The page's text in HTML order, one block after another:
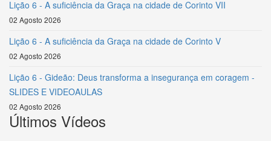
Lição 6 - A suficiência da Graça na cidade de Corinto VII
02 Agosto 2026
Lição 6 - A suficiência da Graça na cidade de Corinto V
02 Agosto 2026
Lição 6 - Gideão: Deus transforma a insegurança em coragem -
SLIDES E VIDEOAULAS
02 Agosto 2026
Últimos Vídeos